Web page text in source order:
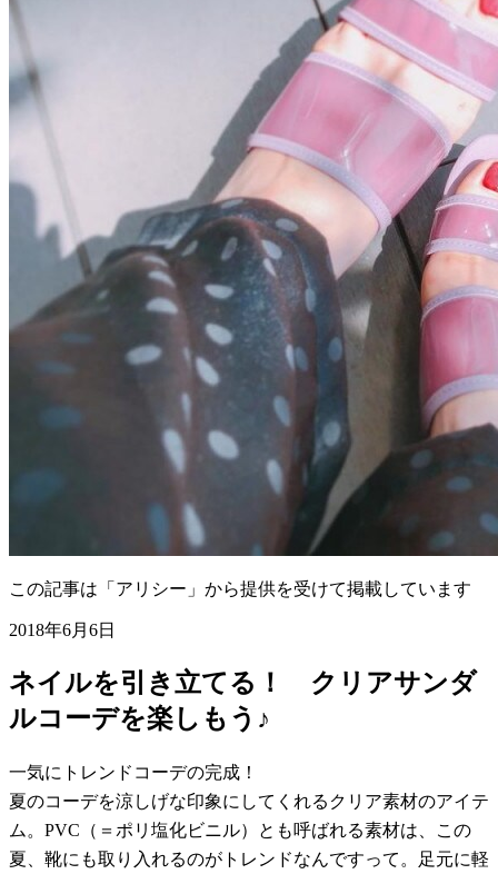
この記事は「アリシー」から提供を受けて掲載しています
2018年6月6日
ネイルを引き立てる！ クリアサンダ
ルコーデを楽しもう♪
一気にトレンドコーデの完成！
夏のコーデを涼しげな印象にしてくれるクリア素材のアイテ
ム。PVC（＝ポリ塩化ビニル）とも呼ばれる素材は、この
夏、靴にも取り入れるのがトレンドなんですって。足元に軽